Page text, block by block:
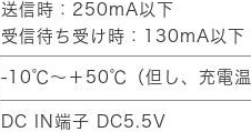
送信時：250mA以下
受信待ち受け時：130mA以下
-10℃～＋50℃（但し、充電
DC IN端子 DC5.5V